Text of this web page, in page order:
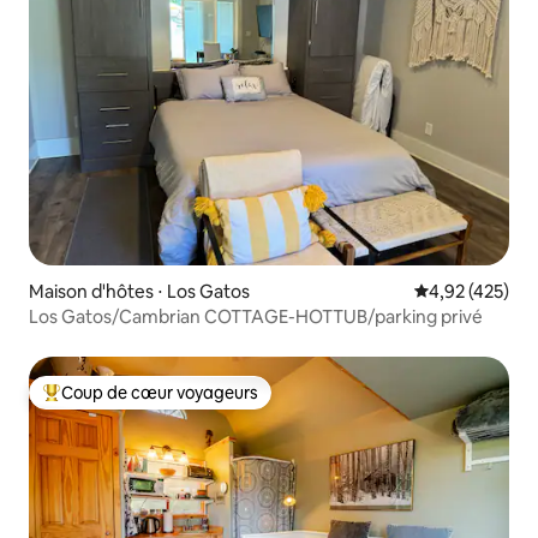
Maison d'hôtes ⋅ Los Gatos Évaluation
4,92 (425)
Los Gatos/Cambrian COTTAGE-HOTTUB/parking privé
Coups de cœur voyageurs les plus appréciés
Coup de cœur voyageurs